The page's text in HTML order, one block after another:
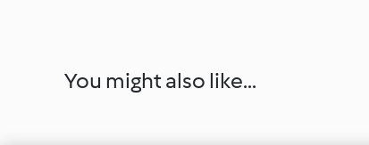
You might also like...